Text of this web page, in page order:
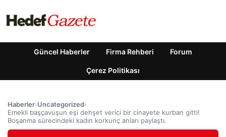
Güncel Haberler Firma Rehberi Forum
Çerez Politikası
Haberler›Uncategorized›
Emekli başçavuşun eşi dehşet verici bir cinayete kurban gitti!
Boşanma sürecindeki kadın korkunç anları paylaştı.